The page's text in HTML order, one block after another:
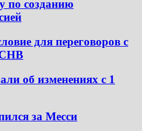
по созданию
для переговоров с
об изменениях с 1
за Месси